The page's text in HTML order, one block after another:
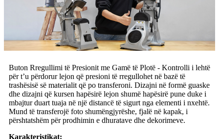
Buton Rregullimi të Presionit me Gamë të Plotë - Kontrolli i lehtë
për t’u përdorur lejon që presioni të rregullohet në bazë të
trashësisë së materialit që po transferoni. Dizajni në formë guaske
dhe dizajni që kursen hapësirë ​​lejon shumë hapësirë ​​pune duke i
mbajtur duart tuaja në një distancë të sigurt nga elementi i nxehtë.
Mund të transferojë foto shumëngjyrëshe, fjalë në kapak, i
përshtatshëm për prodhimin e dhuratave dhe dekorimeve.
Karakteristikat: